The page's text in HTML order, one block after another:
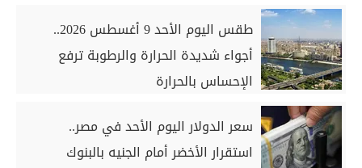
طقس اليوم الأحد 9 أغسطس 2026..
أجواء شديدة الحرارة والرطوبة ترفع
الإحساس بالحرارة
سعر الدولار اليوم الأحد في مصر..
استقرار الأخضر أمام الجنيه بالبنوك